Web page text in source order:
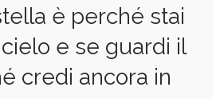
è perché stai
e se guardi il
credi ancora in